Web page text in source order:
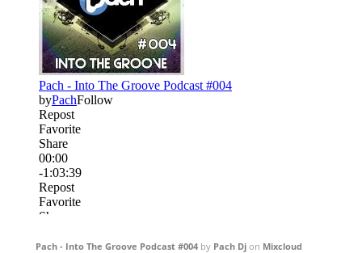
Pach - Into The Groove Podcast #004 by Pach Dj on Mixcloud